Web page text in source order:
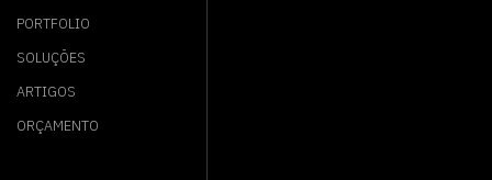
PORTFOLIO
SOLUÇÕES
ARTIGOS
ORÇAMENTO